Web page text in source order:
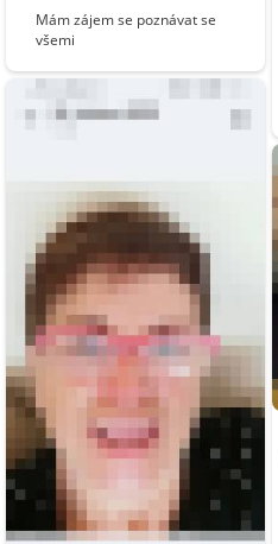
Mám zájem se poznávat se
všemi